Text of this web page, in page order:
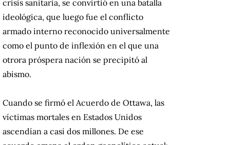
crisis sanitaria, se convirtió en una batalla
ideológica, que luego fue el conflicto
armado interno reconocido universalmente
como el punto de inflexión en el que una
otrora próspera nación se precipitó al
abismo.
Cuando se firmó el Acuerdo de Ottawa, las
víctimas mortales en Estados Unidos
ascendían a casi dos millones. De ese